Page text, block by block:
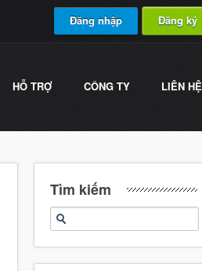
Đăng nhập Đăng ký
HỖ TRỢ CÔNG TY LIÊN HỆ
Tìm kiếm